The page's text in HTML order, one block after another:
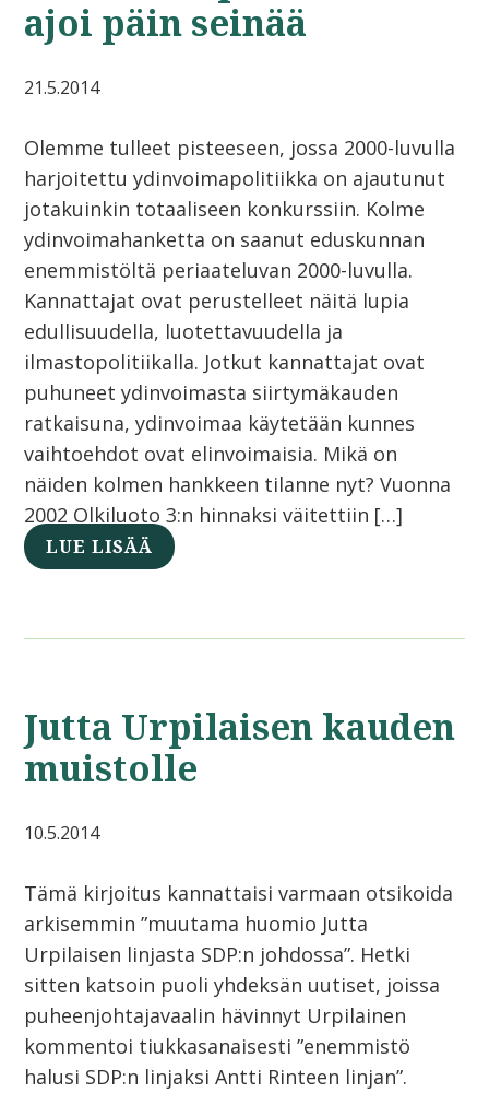
ajoi päin seinää
21.5.2014
Olemme tulleet pisteeseen, jossa 2000-luvulla
harjoitettu ydinvoimapolitiikka on ajautunut
jotakuinkin totaaliseen konkurssiin. Kolme
ydinvoimahanketta on saanut eduskunnan
enemmistöltä periaateluvan 2000-luvulla.
Kannattajat ovat perustelleet näitä lupia
edullisuudella, luotettavuudella ja
ilmastopolitiikalla. Jotkut kannattajat ovat
puhuneet ydinvoimasta siirtymäkauden
ratkaisuna, ydinvoimaa käytetään kunnes
vaihtoehdot ovat elinvoimaisia. Mikä on
näiden kolmen hankkeen tilanne nyt? Vuonna
2002 Olkiluoto 3:n hinnaksi väitettiin […]
LUE LISÄÄ
Jutta Urpilaisen kauden
muistolle
10.5.2014
Tämä kirjoitus kannattaisi varmaan otsikoida
arkisemmin ”muutama huomio Jutta
Urpilaisen linjasta SDP:n johdossa”. Hetki
sitten katsoin puoli yhdeksän uutiset, joissa
puheenjohtajavaalin hävinnyt Urpilainen
kommentoi tiukkasanaisesti ”enemmistö
halusi SDP:n linjaksi Antti Rinteen linjan”.